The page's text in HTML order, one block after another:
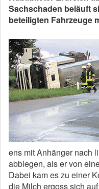
Sachschaden beläuft
beteiligten Fahrzeuge
ens mit Anhänger nach
abbiegen, als er von
Dabei kam es zu einer
die Milch ergoss sich